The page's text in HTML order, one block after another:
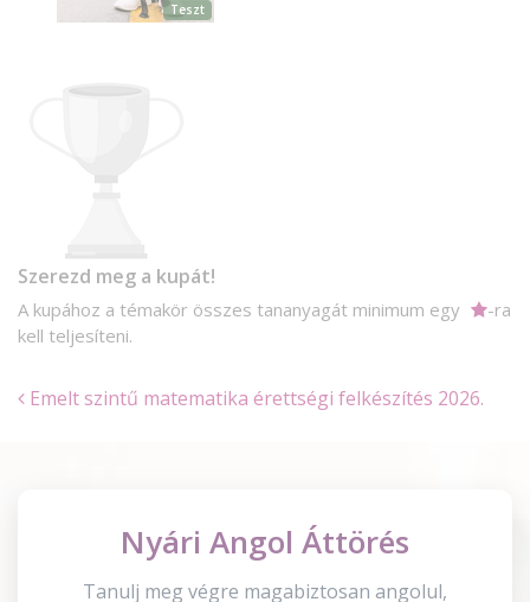
Teszt
Szerezd meg a kupát!
A kupához a témakör összes tananyagát minimum egy
-ra
kell teljesíteni.
Emelt szintű matematika érettségi felkészítés 2026.
Nyári Angol Áttörés
Tanulj meg végre magabiztosan angolul,